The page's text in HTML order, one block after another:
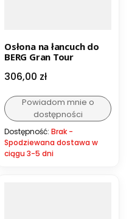
Osłona na łancuch do
BERG Gran Tour
Cena
306,00 zł
Powiadom mnie o
dostępności
Dostępność: Brak -
Spodziewana dostawa w
ciągu 3-5 dni